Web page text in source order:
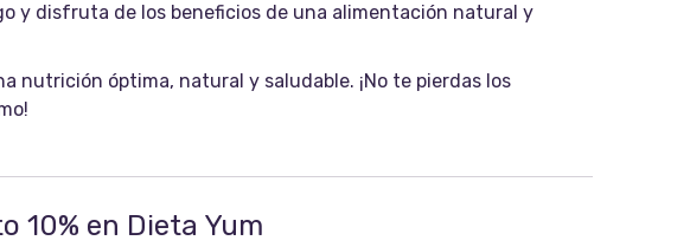
y disfruta de los beneficios de una alimentación natural y
nutrición óptima, natural y saludable. ¡No te pierdas los
10% en Dieta Yum